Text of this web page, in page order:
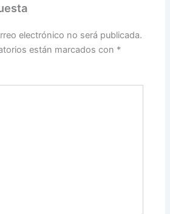
electrónico no será publicada.
están marcados con *